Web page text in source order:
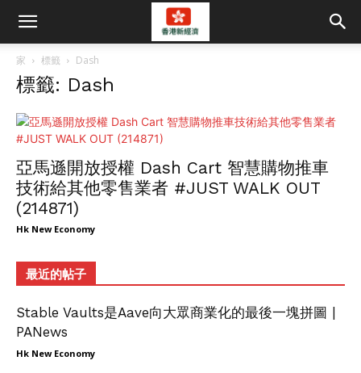
家 標籤 Dash
標籤: Dash
亞馬遜開放授權 Dash Cart 智慧購物推車
技術給其他零售業者 #JUST WALK OUT
(214871)
Hk New Economy
最近的帖子
Stable Vaults是Aave向大眾商業化的最後一塊拼圖 |
PANews
Hk New Economy